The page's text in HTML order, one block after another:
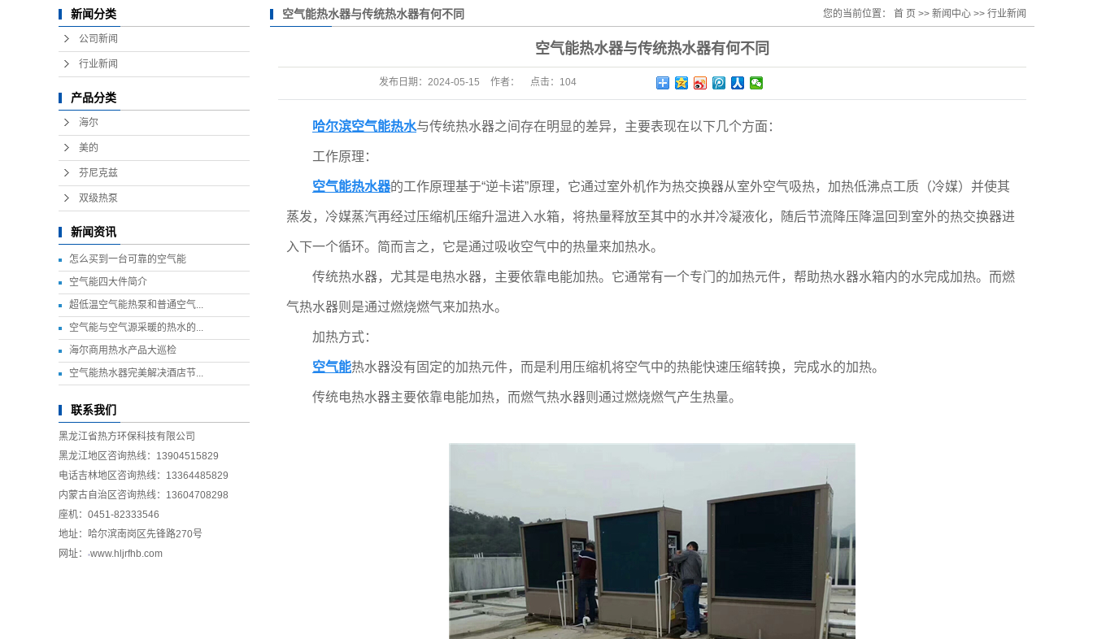
新闻分类
公司新闻
行业新闻
产品分类
海尔
美的
芬尼克兹
双级热泵
新闻资讯
怎么买到一台可靠的空气能
空气能四大件简介
超低温空气能热泵和普通空气...
空气能与空气源采暖的热水的...
海尔商用热水产品大巡检
空气能热水器完美解决酒店节...
联系我们
黑龙江省热方环保科技有限公司
黑龙江地区咨询热线：13904515829
电话吉林地区咨询热线：13364485829
内蒙古自治区咨询热线：13604708298
座机：0451-82333546
地址：哈尔滨南岗区先锋路270号
网址：
www.hljrfhb.com
空气能热水器与传统热水器有何不同 您的当前位置： 首 页 >> 新闻中心 >> 行业新闻
空气能热水器与传统热水器有何不同
发布日期： 2024-05-15 作者： 点击： 104
哈尔滨空气能热水与传统热水器之间存在明显的差异，主要表现在以下几个方面：
工作原理：
空气能热水器的工作原理基于“逆卡诺”原理，它通过室外机作为热交换器从室外空气吸热，加热低沸点工质（冷媒）并使其
蒸发，冷媒蒸汽再经过压缩机压缩升温进入水箱，将热量释放至其中的水并冷凝液化，随后节流降压降温回到室外的热交换器进
入下一个循环。简而言之，它是通过吸收空气中的热量来加热水。
传统热水器，尤其是电热水器，主要依靠电能加热。它通常有一个专门的加热元件，帮助热水器水箱内的水完成加热。而燃
气热水器则是通过燃烧燃气来加热水。
加热方式：
空气能热水器没有固定的加热元件，而是利用压缩机将空气中的热能快速压缩转换，完成水的加热。
传统电热水器主要依靠电能加热，而燃气热水器则通过燃烧燃气产生热量。